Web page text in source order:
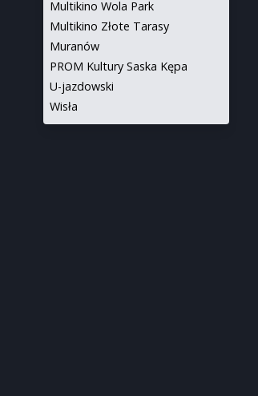
Multikino Wola Park
Multikino Złote Tarasy
Muranów
PROM Kultury Saska Kępa
U-jazdowski
Wisła